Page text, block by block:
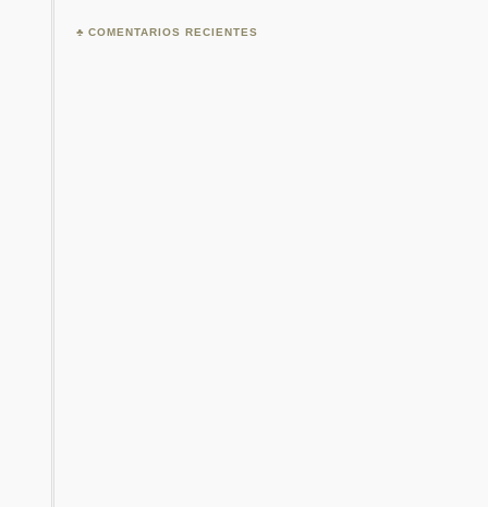
COMENTARIOS RECIENTES